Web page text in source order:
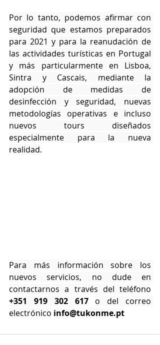
Por lo tanto, podemos afirmar con
seguridad que estamos preparados
para 2021 y para la reanudación de
las actividades turísticas en Portugal
y más particularmente en Lisboa,
Sintra y Cascais, mediante la
adopción de medidas de
desinfección y seguridad, nuevas
metodologías operativas e incluso
nuevos tours diseñados
especialmente para la nueva
realidad.
Para más información sobre los
nuevos servicios, no dude en
contactarnos a través del teléfono
+351 919 302 617
o del correo
electrónico info@tukonme.pt